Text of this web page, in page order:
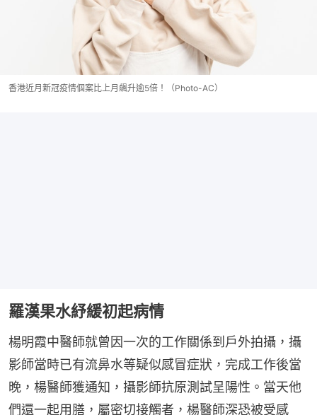
香港近月新冠疫情個案比上月飆升逾5倍！（Photo-AC）
羅漢果水紓緩初起病情
楊明霞中醫師就曾因一次的工作關係到戶外拍攝，攝
影師當時已有流鼻水等疑似感冒症狀，完成工作後當
晚，楊醫師獲通知，攝影師抗原測試呈陽性。當天他
們還一起用膳，屬密切接觸者，楊醫師深恐被受感